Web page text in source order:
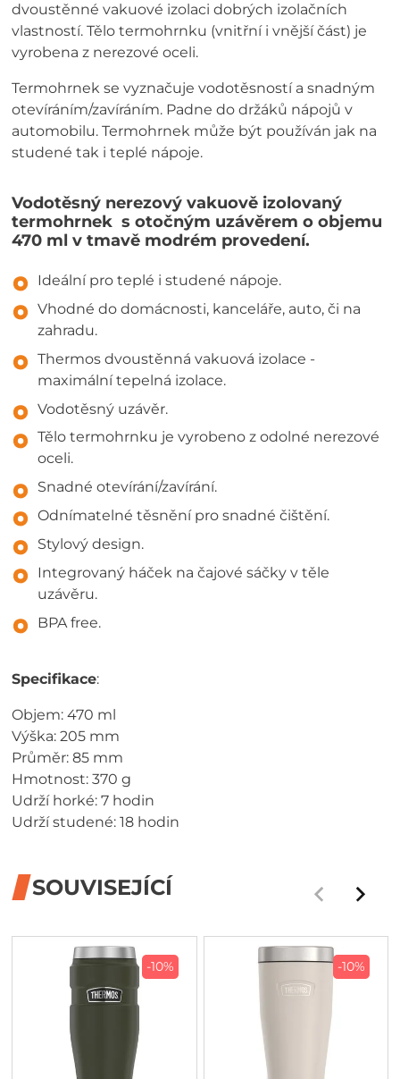
dvoustěnné vakuové izolaci dobrých izolačních
vlastností. Tělo termohrnku (vnitřní i vnější část) je
vyrobena z nerezové oceli.
Termohrnek se vyznačuje vodotěsností a snadným
otevíráním/zavíráním. Padne do držáků nápojů v
automobilu. Termohrnek může být používán jak na
studené tak i teplé nápoje.
Vodotěsný nerezový vakuově izolovaný
termohrnek s otočným uzávěrem o objemu
470 ml v tmavě modrém provedení.
Ideální pro teplé i studené nápoje.
Vhodné do domácnosti, kanceláře, auto, či na
zahradu.
Thermos dvoustěnná vakuová izolace -
maximální tepelná izolace.
Vodotěsný uzávěr.
Tělo termohrnku je vyrobeno z odolné nerezové
oceli.
Snadné otevírání/zavírání.
Odnímatelné těsnění pro snadné čištění.
Stylový design.
Integrovaný háček na čajové sáčky v těle
uzávěru.
BPA free.
Specifikace:
Objem: 470 ml
Výška: 205 mm
Průměr: 85 mm
Hmotnost: 370 g
Udrží horké: 7 hodin
Udrží studené: 18 hodin
SOUVISEJÍCÍ
-10% -10%